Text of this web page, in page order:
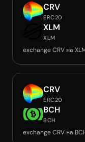
CRV
ERC20
XLM
XLM
exchange CRV на
CRV
ERC20
BCH
BCH
exchange CRV на